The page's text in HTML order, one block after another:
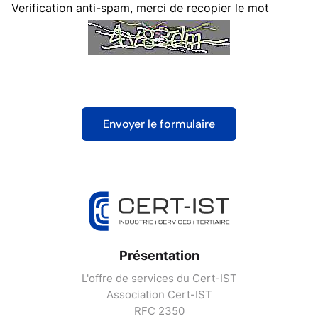
Verification anti-spam, merci de recopier le mot
Présentation
L'offre de services du Cert-IST
Association Cert-IST
RFC 2350